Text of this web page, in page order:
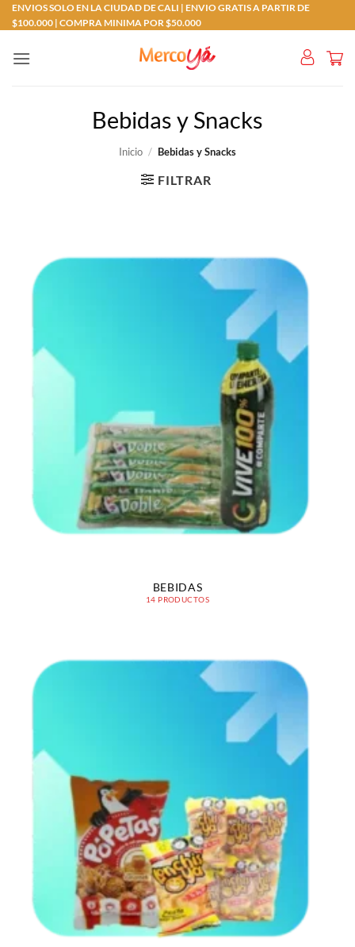
Saltar
al
ENVIOS SOLO EN LA CIUDAD DE CALI | ENVIO GRATIS A PARTIR DE
$100.000 | COMPRA MINIMA POR $50.000
Bebidas y Snacks
Inicio / Bebidas y Snacks
FILTRAR
BEBIDAS
14 PRODUCTOS